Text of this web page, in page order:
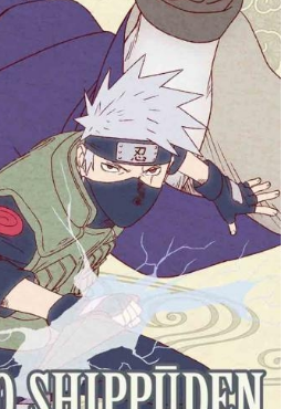
い。やがて高校に進学する2人は、甲
子園の土を踏むことが出来るの
か・・・作品名MIX放送形態TVアニ
メスケジュール2019年4月6日（土）
～2019年9月28日（土）読売テレビ
ほか話数全24話キャスト立花投馬：
梶裕貴立花走一郎：内田雄馬立花音
美：内田真礼大山春夏：花澤香菜立
花英介：高木渉立花真弓：井上喜久
子西村勇：中尾隆聖パンチ幼犬・ナ
レーション：日髙のり子スタッフチ
ーフプロデューサー：永井幸治監
督：渡部穏寛シリーズ構成：冨岡淳
広キャラクターデザイン：牧孝雄総
作画監督：牧孝雄 髙田晴仁 烏宏
明プロップデザイン：佐藤和巳美術
設定：綱頭瑛子美術監督：緒続学色